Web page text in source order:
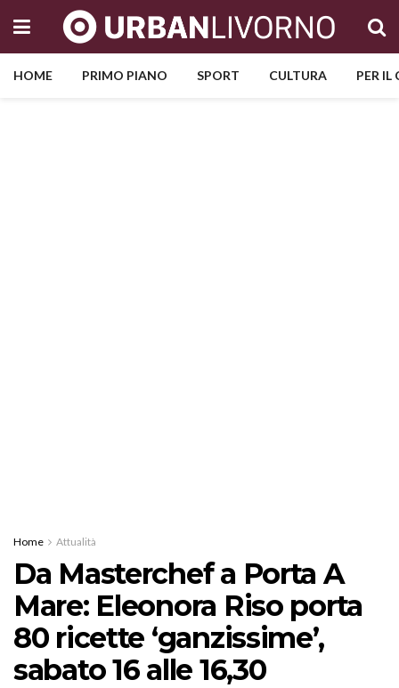
HOME PRIMO PIANO SPORT CULTURA PER
Home Attualità
Da Masterchef a Porta A
Mare: Eleonora Riso porta
80 ricette ‘ganzissime’,
sabato 16 alle 16,30